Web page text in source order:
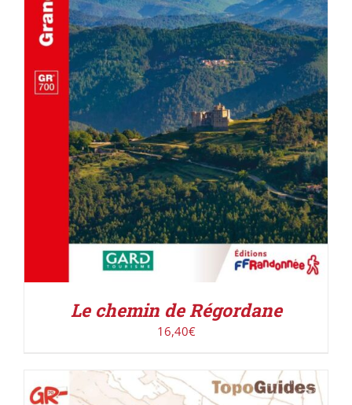
ACHETER LE PRODUIT / DÉTAILS
Le chemin de Régordane
16,40€